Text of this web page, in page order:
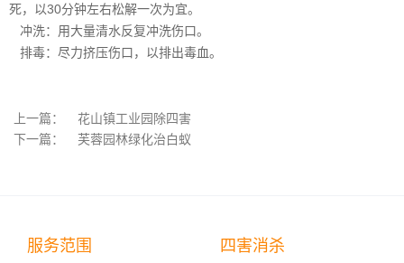
死，以30分钟左右松解一次为宜。
冲洗：用大量清水反复冲洗伤口。
排毒：尽力挤压伤口，以排出毒血。
上一篇：
花山镇工业园除四害
下一篇：
芙蓉园林绿化治白蚁
服务范围 四害消杀